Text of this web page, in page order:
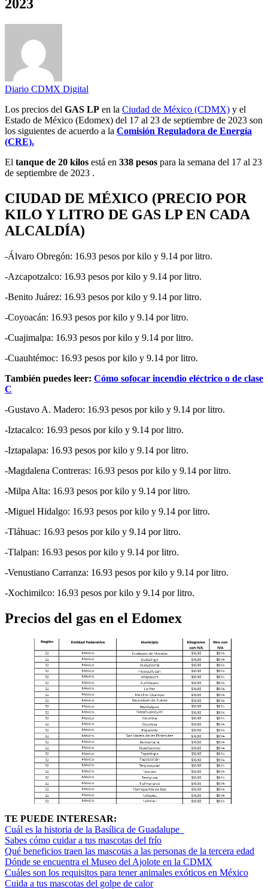
2023
Diario CDMX Digital
Los precios del GAS LP en la Ciudad de México (CDMX) y el
Estado de México (Edomex) del 17 al 23 de septiembre de 2023 son
los siguientes de acuerdo a la Comisión Reguladora de Energía
(CRE).
El tanque de 20 kilos está en 338 pesos para la semana del 17 al 23
de septiembre de 2023 .
CIUDAD DE MÉXICO (PRECIO POR
KILO Y LITRO DE GAS LP EN CADA
ALCALDÍA)
-Álvaro Obregón: 16.93 pesos por kilo y 9.14 por litro.
-Azcapotzalco: 16.93 pesos por kilo y 9.14 por litro.
-Benito Juárez: 16.93 pesos por kilo y 9.14 por litro.
-Coyoacán: 16.93 pesos por kilo y 9.14 por litro.
-Cuajimalpa: 16.93 pesos por kilo y 9.14 por litro.
-Cuauhtémoc: 16.93 pesos por kilo y 9.14 por litro.
También puedes leer: Cómo sofocar incendio eléctrico o de clase
C
-Gustavo A. Madero: 16.93 pesos por kilo y 9.14 por litro.
-Iztacalco: 16.93 pesos por kilo y 9.14 por litro.
-Iztapalapa: 16.93 pesos por kilo y 9.14 por litro.
-Magdalena Contreras: 16.93 pesos por kilo y 9.14 por litro.
-Milpa Alta: 16.93 pesos por kilo y 9.14 por litro.
-Miguel Hidalgo: 16.93 pesos por kilo y 9.14 por litro.
-Tláhuac: 16.93 pesos por kilo y 9.14 por litro.
-Tlalpan: 16.93 pesos por kilo y 9.14 por litro.
-Venustiano Carranza: 16.93 pesos por kilo y 9.14 por litro.
-Xochimilco: 16.93 pesos por kilo y 9.14 por litro.
Precios del gas en el Edomex
TE PUEDE INTERESAR:
Cuál es la historia de la Basílica de Guadalupe
Sabes cómo cuidar a tus mascotas del frío
Qué beneficios traen las mascotas a las personas de la tercera edad
Dónde se encuentra el Museo del Ajolote en la CDMX
Cuáles son los requisitos para tener animales exóticos en México
Cuida a tus mascotas del golpe de calor